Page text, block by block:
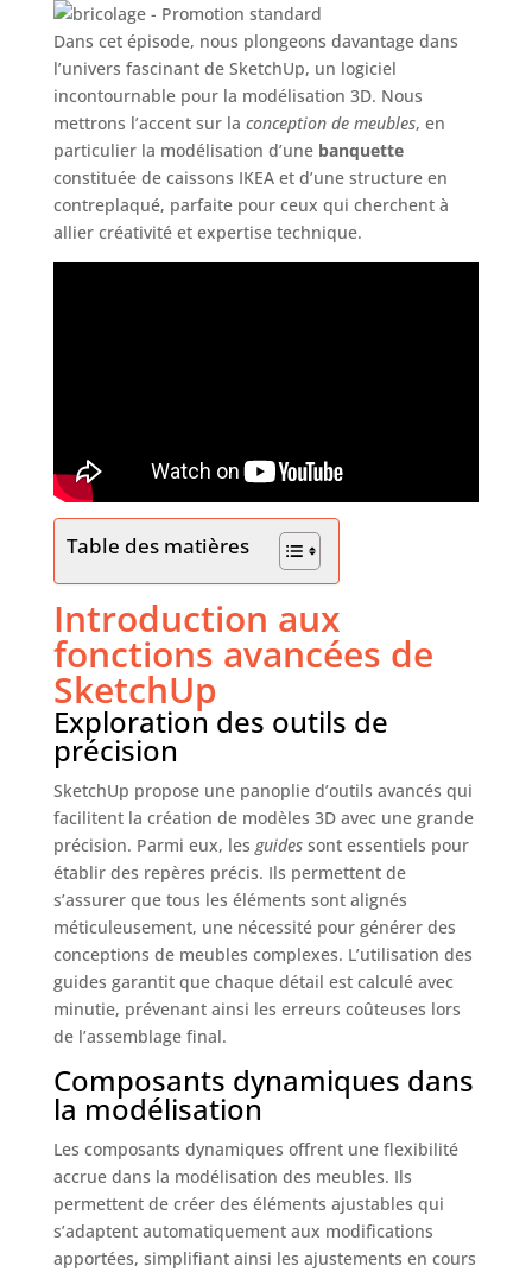
Dans cet épisode, nous plongeons davantage dans
l’univers fascinant de SketchUp, un logiciel
incontournable pour la modélisation 3D. Nous
mettrons l’accent sur la conception de meubles, en
particulier la modélisation d’une banquette
constituée de caissons IKEA et d’une structure en
contreplaqué, parfaite pour ceux qui cherchent à
allier créativité et expertise technique.
Table des matières
Introduction aux
fonctions avancées de
SketchUp
Exploration des outils de
précision
SketchUp propose une panoplie d’outils avancés qui
facilitent la création de modèles 3D avec une grande
précision. Parmi eux, les guidessont essentiels pour
établir des repères précis. Ils permettent de
s’assurer que tous les éléments sont alignés
méticuleusement, une nécessité pour générer des
conceptions de meubles complexes. L’utilisation des
guides garantit que chaque détail est calculé avec
minutie, prévenant ainsi les erreurs coûteuses lors
de l’assemblage final.
Composants dynamiques dans
la modélisation
Les composants dynamiques offrent une flexibilité
accrue dans la modélisation des meubles. Ils
permettent de créer des éléments ajustables qui
s’adaptent automatiquement aux modifications
apportées, simplifiant ainsi les ajustements en cours